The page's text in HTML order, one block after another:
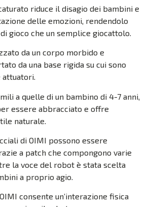
riduce il disagio dei bambini e
delle emozioni, rendendolo
gioco che un semplice giocattolo.
da un corpo morbido e
da una base rigida su cui sono
attuatori.
a quelle di un bambino di 4-7 anni,
essere abbracciato e offre
naturale.
di OIMI possono essere
a patch che compongono varie
la voce del robot è stata scelta
a proprio agio.
consente un’interazione fisica